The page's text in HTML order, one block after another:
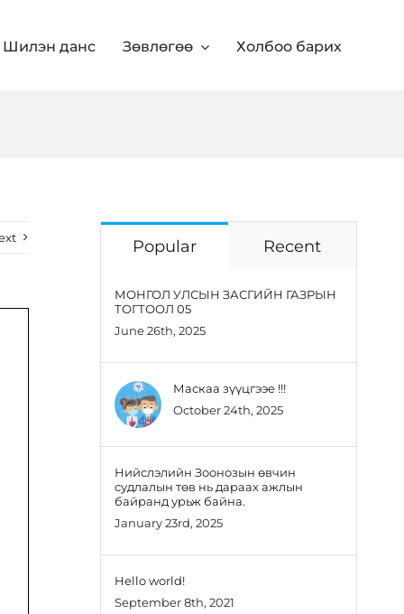
Шилэн данс Зөвлөгөө Холбоо барих
Popular Recent
МОНГОЛ УЛСЫН ЗАСГИЙН ГАЗРЫН
ТОГТООЛ 05
June 26th, 2025
Маскаа зүүцгээе !!!
October 24th, 2025
Нийслэлийн Зоонозын өвчин
судлалын төв нь дараах ажлын
байранд урьж байна.
January 23rd, 2025
Hello world!
September 8th, 2021